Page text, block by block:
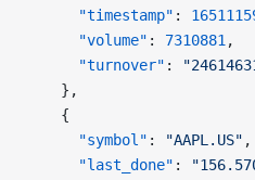
      "timestamp"
:
      "volume"
: 7310881 ,
      "turnover"
:
    },
    {
      "symbol"
: "AAPL.US" ,
      "last_done"
: